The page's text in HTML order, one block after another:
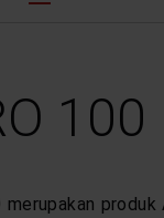
100
merupakan